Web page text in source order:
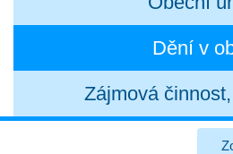
Dění v
Zájmová